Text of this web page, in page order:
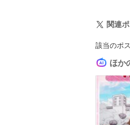
関連
該当のポ
ほか